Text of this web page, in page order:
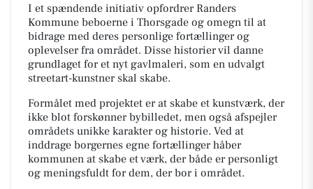
I et spændende initiativ opfordrer Randers
Kommune beboerne i Thorsgade og omegn til at
bidrage med deres personlige fortællinger og
oplevelser fra området. Disse historier vil danne
grundlaget for et nyt gavlmaleri, som en udvalgt
streetart-kunstner skal skabe.
Formålet med projektet er at skabe et kunstværk, der
ikke blot forskønner bybilledet, men også afspejler
områdets unikke karakter og historie. Ved at
inddrage borgernes egne fortællinger håber
kommunen at skabe et værk, der både er personligt
og meningsfuldt for dem, der bor i området.